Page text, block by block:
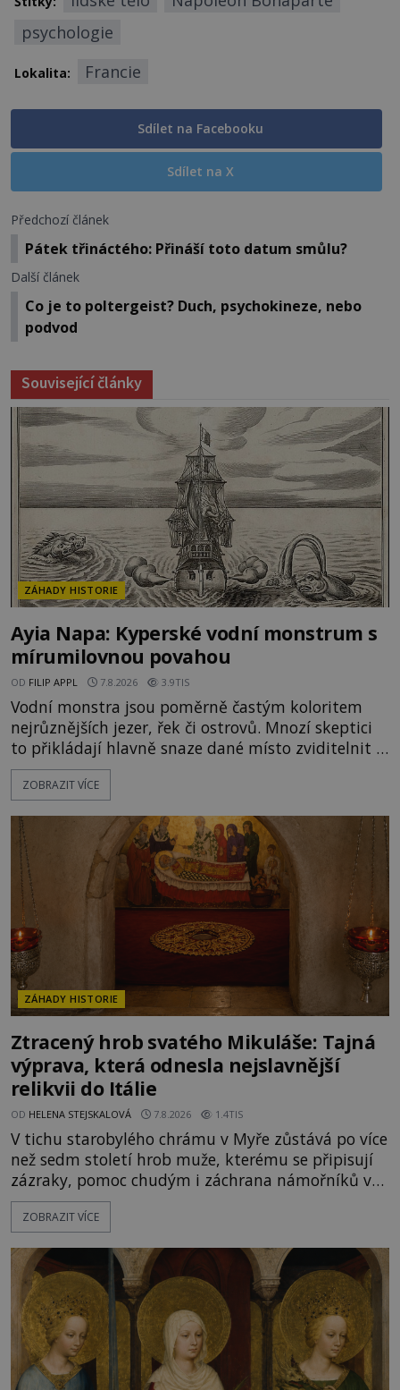
psychologie
Lokalita: Francie
Sdílet na Facebooku
Sdílet na X
Předchozí článek
Pátek třináctého: Přináší toto datum smůlu?
Další článek
Co je to poltergeist? Duch, psychokineze, nebo
podvod
Související články
ZÁHADY HISTORIE
Ayia Napa: Kyperské vodní monstrum s
mírumilovnou povahou
OD FILIP APPL 7.8.2026 3.9TIS
Vodní monstra jsou poměrně častým koloritem
nejrůznějších jezer, řek či ostrovů. Mnozí skeptici
to přikládají hlavně snaze dané místo zviditelnit a
přitáhnout k němu pozornost záhadám
nakloněných turistů. Je to také případ kyperského
legendami o něm ukrývat nějaký pravdivý základ?
V blízkosti Mysu Greco, jak se přez
ZOBRAZIT VÍCE
ZÁHADY HISTORIE
Ztracený hrob svatého Mikuláše: Tajná
výprava, která odnesla nejslavnější
relikvii do Itálie
OD HELENA STEJSKALOVÁ 7.8.2026 1.4TIS
V tichu starobylého chrámu v Myře zůstává po více
než sedm století hrob muže, kterému se připisují
zázraky, pomoc chudým i záchrana námořníků v
bouřích. Pak ale přichází rok 1087 a klidné místo
se mění v dějiště podivné noční výpravy. Skupina
Mikuláše a odváží jeho ostatky přes moře do Bari.
Je to zbožná záchrana před nebezpečím, nebo
promyšlená krádež,
ZOBRAZIT VÍCE